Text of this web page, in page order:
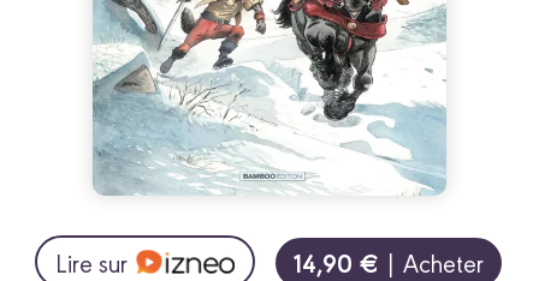
Lire sur 14,90 € | Acheter